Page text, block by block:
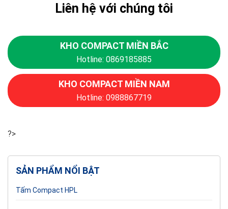
Liên hệ với chúng tôi
KHO COMPACT MIỀN BẮC
Hotline: 0869185885
KHO COMPACT MIỀN NAM
Hotline: 0988867719
?>
SẢN PHẨM NỔI BẬT
Tấm Compact HPL